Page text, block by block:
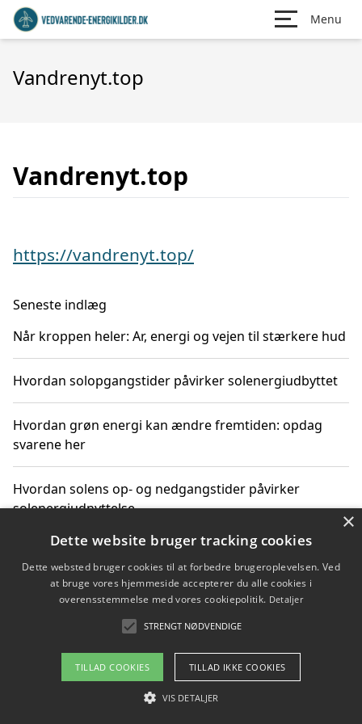
Menu
Vandrenyt.top
Vandrenyt.top
https://vandrenyt.top/
Seneste indlæg
Når kroppen heler: Ar, energi og vejen til stærkere hud
Hvordan solopgangstider påvirker solenergiudbyttet
Hvordan grøn energi kan ændre fremtiden: opdag
svarene her
Hvordan solens op- og nedgangstider påvirker
solenergiudnyttelse
Hvordan du får svar på energispørgsmål om
vedvarende energikilder
Om / kontakt
Blog Betingelser
×
Dette website bruger tracking cookies
Dette websted bruger cookies til at forbedre brugeroplevelsen. Ved
at bruge vores hjemmeside accepterer du alle cookies i
overensstemmelse med vores cookiepolitik. Detaljer
STRENGT NØDVENDIGE
TILLAD COOKIES TILLAD IKKE COOKIES
VIS DETALJER